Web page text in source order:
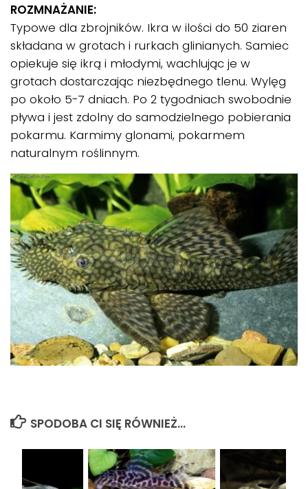
ROZMNAŻANIE:
Typowe dla zbrojników. Ikra w ilości do 50 ziaren
składana w grotach i rurkach glinianych. Samiec
opiekuje się ikrą i młodymi, wachlując je w
grotach dostarczając niezbędnego tlenu. Wylęg
po około 5-7 dniach. Po 2 tygodniach swobodnie
pływa i jest zdolny do samodzielnego pobierania
pokarmu. Karmimy glonami, pokarmem
naturalnym roślinnym.
SPODOBA CI SIĘ RÓWNIEŻ...